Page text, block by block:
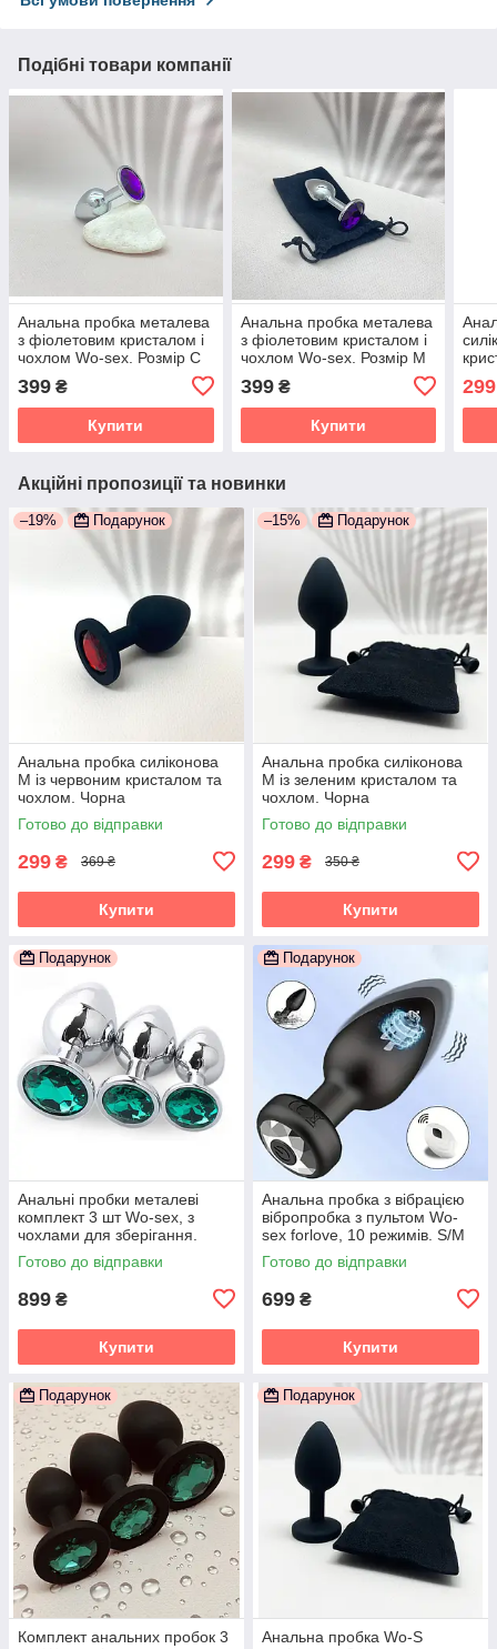
Подібні товари компанії
Анальна пробка металева
з фіолетовим кристалом і
чохлом Wo-sex. Розмір С
399 ₴
Купити
Анальна пробка металева
з фіолетовим кристалом і
чохлом Wo-sex. Розмір М
399₴
Купити
299
Акційні пропозиції та новинки
–19% Подарунок
Анальна пробка силіконова
М із червоним кристалом та
чохлом. Чорна
Готово до відправки
299 ₴ 369 ₴
Купити
–15% Подарунок
Анальна пробка силіконова
М із зеленим кристалом та
чохлом. Чорна
Готово до відправки
299 ₴ 350 ₴
Купити
Подарунок
Анальні пробки металеві
комплект 3 шт Wo-sex, з
чохлами для зберігання.
Зелений камінчик
Готово до відправки
899 ₴
Купити
Подарунок
Анальна пробка з вібрацією
вібропробка з пультом Wo-
sex forlove, 10 режимів. S/M
Готово до відправки
699 ₴
Купити
Подарунок
Комплект анальних пробок 3
Подарунок
Анальна пробка Wo-S